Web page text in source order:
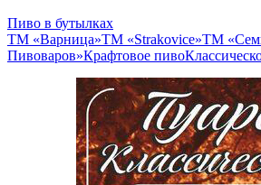
Пиво в бутылках
ТМ «Варница»ТМ «Strakovice»ТМ
Пивоваров»Крафтовое пиво